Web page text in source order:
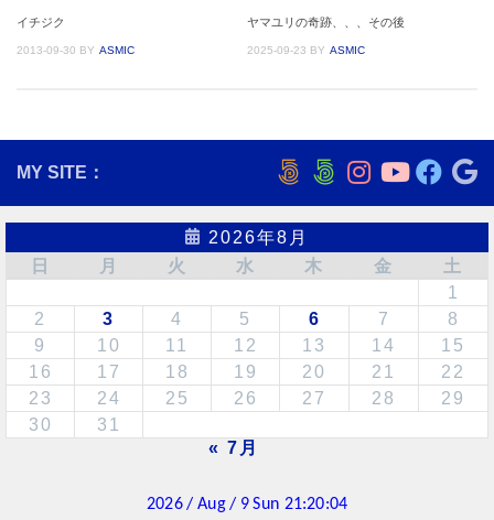
イチジク
2013-09-30 BY ASMIC
ヤマユリの奇跡、、、その後
2025-09-23 BY ASMIC
MY SITE：
2026年8月
日
月 火 水 木 金
土
1
2
3 4 5 6 7
8
9
10 11 12 13 14
15
16
17 18 19 20 21
22
23
24 25 26 27 28
29
30
31
« 7月